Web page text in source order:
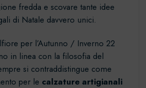
fredda e scovare tante idee
di Natale davvero unici.
per l’Autunno / Inverno 22
in linea con la filosofia del
si contraddistingue come
per le calzature artigianali